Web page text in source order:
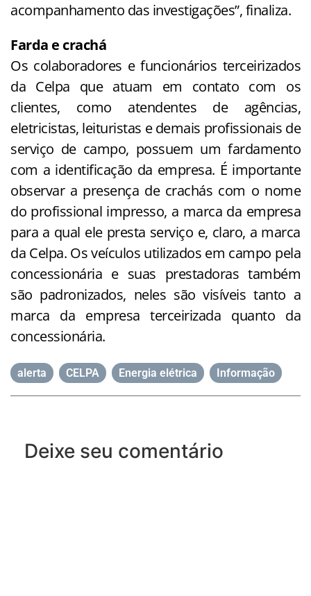
acompanhamento das investigações”, finaliza.
Farda e crachá
Os colaboradores e funcionários terceirizados
da Celpa que atuam em contato com os
clientes, como atendentes de agências,
eletricistas, leituristas e demais profissionais de
serviço de campo, possuem um fardamento
com a identificação da empresa. É importante
observar a presença de crachás com o nome
do profissional impresso, a marca da empresa
para a qual ele presta serviço e, claro, a marca
da Celpa. Os veículos utilizados em campo pela
concessionária e suas prestadoras também
são padronizados, neles são visíveis tanto a
marca da empresa terceirizada quanto da
concessionária.
alerta CELPA Energia elétrica Informação
Deixe seu comentário